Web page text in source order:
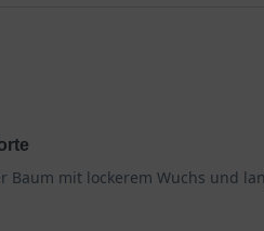
Baum mit lockerem Wuchs und